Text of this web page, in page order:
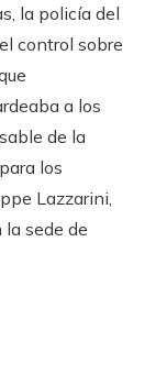
la policía del
control sobre
a los
de la
los
Lazzarini,
sede de